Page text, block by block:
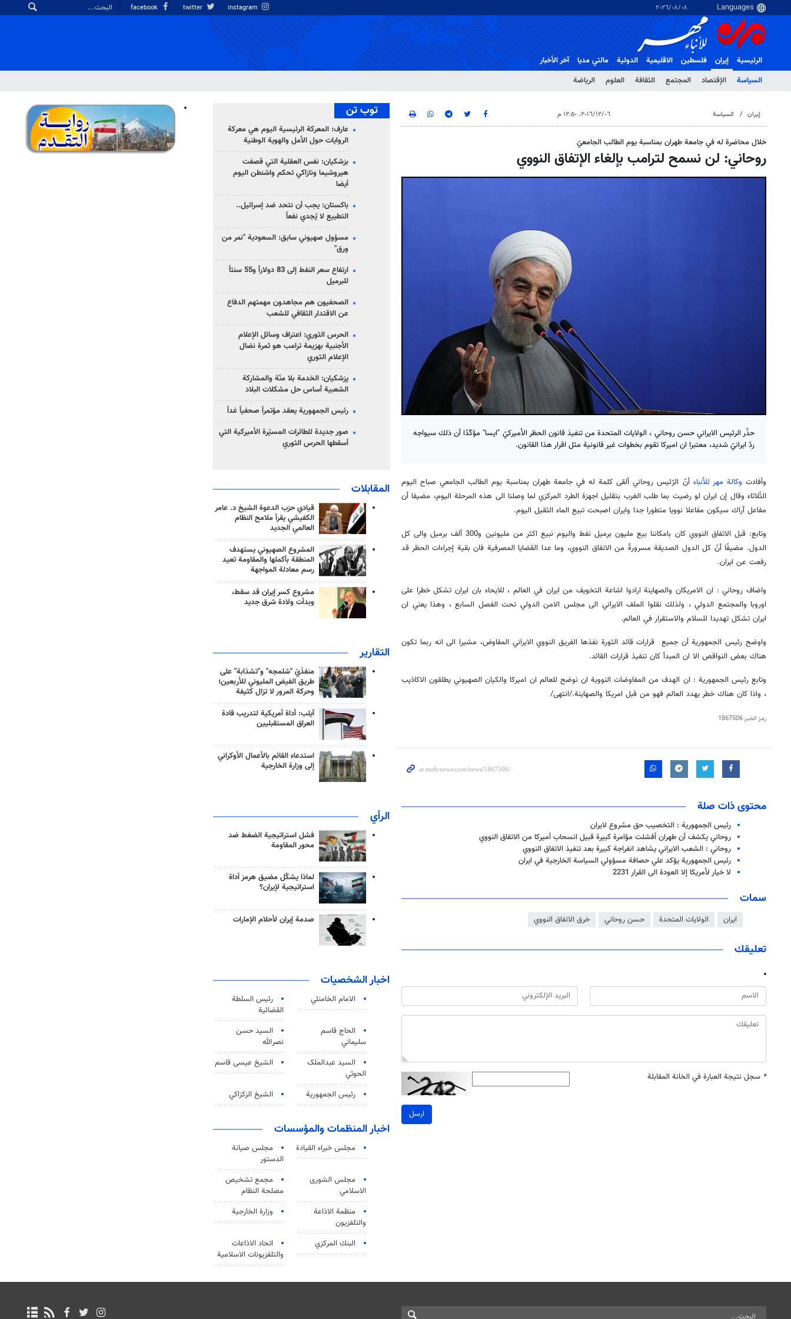
٠٨‏/٠٨‏/٢٠٢٦
الرئيسية
إيران
السياسة
الإقتصاد المجتمع الثقافة العلوم الرياضة
فلسطین الاقلیمیة الدولية مالتي مدیا آخر الأخبار
إيران السياسة ٠٦‏/١٢‏/٢٠١٦، ١٢:٥٠ م
خلال محاضرة له في جامعة طهران بمناسبة يوم الطالب الجامعيّ
روحاني: لن نسمح لترامب بإلغاء الإتفاق النووي
حذّر الرئيس الايراني حسن روحاني ، الولايات المتحدة من تنفيذ قانون الحظر الأميركيّ "ايسا" مؤكّدًا أن ذلك سيواجه
ردّ ايرانيّ شديد، معتبرا ان اميركا تقوم بخطوات غير قانونية مثل اقرار هذا القانون.
وأفادت وكالة مهر للأنباء أنّ الرّئيس روحاني ألقى كلمة له في جامعة طهران بمناسبة يوم الطالب الجامعي صباح اليوم
الثّلاثاء وقال إن ايران لو رضيت بما طلب الغرب بتقليل اجهزة الطرد المركزي لما وصلنا الى هذه المرحلة اليوم، مضيفا أن
مفاعل أراك سيكون مفاعلا نوويا متطورا جدا وايران اصبحت تبيع الماء الثقيل اليوم.
وتابع: قبل الاتفاق النووي كان بامكاننا بيع مليون برميل نفط واليوم نبيع اكثر من مليونين و300 ألف برميل والى كل
الدول. مضيفًا أنّ كل الدول الصديقة مسرورةً من الاتفاق النووي، وما عدا القضايا المصرفية فان بقية إجراءات الحظر قد
رفعت عن ايران.
واضاف روحاني : ان الامريكان والصهاينة ارادوا اشاعة التخويف من ايران في العالم ، للايحاء بان ايران تشكل خطرا على
اوروبا والمجتمع الدولي ، ولذلك نقلوا الملف الايراني الى مجلس الامن الدولي تحت الفصل السابع ، وهذا يعني ان
ايران تشكل تهديدا للسلام والاستقرار في العالم.
واوضح رئيس الجمهورية أن جميع قرارات قائد الثورة نفذها الفريق النووي الايراني المفاوض، مشيرا الى انه ربما تكون
هناك بعض النواقص الا ان المبدأ كان تنفيذ قرارات القائد.
وتابع رئيس الجمهورية : ان الهدف من المفاوضات النووية ان نوضح للعالم ان اميركا والكيان الصهيوني يطلقون الاكاذيب
، واذا كان هناك خطر يهدد العالم فهو من قبل امريكا والصهاينة./انتهى/
رمز الخبر1867506
محتوى ذات صلة
رئيس الجمهورية : التخصيب حق مشروع لايران
روحاني يكشف أن طهران أفشلت مؤامرة كبيرة قبيل انسحاب أميركا من الاتفاق النووي
روحاني : الشعب الايراني يشاهد انفراجة كبيرة بعد تنفيذ الاتفاق النووي
رئيس الجمهورية يؤكد علي حصافة مسؤولي السياسة الخارجية في ايران
لا خيار لأمريكا إلا العودة الى القرار 2231
سمات
ايران الولايات المتحدة حسن روحاني خرق الاتفاق النووي
تعليقك
* سجل نتيجة العبارة في الخانة المقابلة
ارسل
توب تن
عارف: المعركة الرئيسية اليوم هي معركة
الروايات حول الأمل والهوية الوطنية
بزشكيان: نفس العقلية التي قصفت
هيروشيما ونازاكي تحكم واشنطن اليوم
أيضا
باكستان: يجب أن نتحد ضد إسرائيل..
التطبيع لا يُجدي نفعاً
مسؤول صهيوني سابق: السعودية "نمر من
ورق"
ارتفاع سعر النفط إلى 83 دولاراً و55 سنتاً
للبرميل
الصحفيون هم مجاهدون مهمتهم الدفاع
عن الاقتدار الثقافي للشعب
الحرس الثوري: اعتراف وسائل الإعلام
الأجنبية بهزيمة ترامب هو ثمرة نضال
الإعلام الثوري
پزشکیان: الخدمة بلا منّة والمشاركة
الشعبية أساس حل مشكلات البلاد
رئيس الجمهورية يعقد مؤتمراً صحفياً غداً
صور جديدة للطائرات المسيّرة الأميركية التي
أسقطها الحرس الثوري
المقابلات
قيادي حزب الدعوة الشيخ د. عامر
الكفيشي يقرأ ملامح النظام
العالمي الجديد
المشروع الصهيوني يستهدف
المنطقة بأكملها والمقاومة تعيد
رسم معادلة المواجهة
مشروع كسر إيران قد سقط،
وبدأت ولادة شرق جديد
التقارير
منفذَيّ "شلمجه" و"تشذابة" على
طريق الفيض المليوني للأربعين؛
وحركة المرور لا تزال كثيفة
آيلب: أداة أمريكية لتدريب قادة
العراق المستقبليين
استدعاء القائم بالأعمال الأوكراني
إلى وزارة الخارجية
الرأي
فشل استراتيجية الضغط ضد
محور المقاومة
لماذا يشكّل مضيق هرمز أداة
استراتيجية لإيران؟
صدمة إيران لأحلام الإمارات
اخبار الشخصيات
الامام الخامنئي
رئیس السلطة
القضائیة
الحاج قاسم
سليماني
السيد حسن
نصرالله
السید عبدالملک
الحوثي
الشيخ عيسى قاسم
رئيس الجمهورية الشيخ الزكزاكي
اخبار المنظمات والمؤسسات
مجلس خبراء القيادة
مجلس صيانة
الدستور
مجلس الشورى
الاسلامي
مجمع تشخيص
مصلحة النظام
منظمة الاذاعة
والتلفزیون
وزارة الخارجية
البنك المركزي
اتحاد الاذاعات
والتلفزيونات الاسلامية